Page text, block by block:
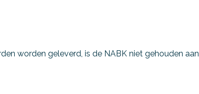
worden geleverd, is de NABK niet gehouden aan